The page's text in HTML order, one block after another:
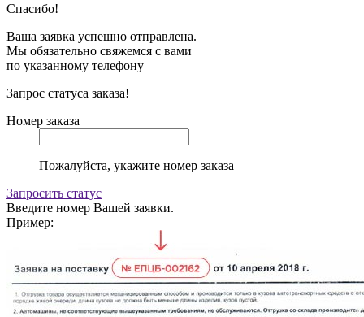
Спасибо!
Ваша заявка успешно отправлена.
Мы обязательно свяжемся с вами
по указанному телефону
Запрос статуса заказа!
Номер заказа
Пожалуйста, укажите номер заказа
Запросить статус
Введите номер Вашей заявки.
Пример: